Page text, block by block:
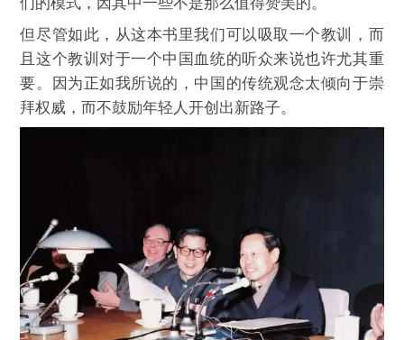
但尽管如此，从这本书里我们可以吸取一个教训，而
且这个教训对于一个中国血统的听众来说也许尤其重
要。因为正如我所说的，中国的传统观念太倾向于崇
拜权威，而不鼓励年轻人开创出新路子。